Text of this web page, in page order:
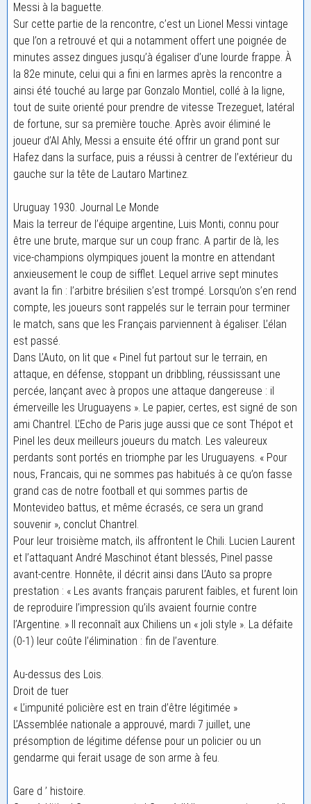
Messi à la baguette.
Sur cette partie de la rencontre, c’est un Lionel Messi vintage
que l’on a retrouvé et qui a notamment offert une poignée de
minutes assez dingues jusqu’à égaliser d’une lourde frappe. À
la 82e minute, celui qui a fini en larmes après la rencontre a
ainsi été touché au large par Gonzalo Montiel, collé à la ligne,
tout de suite orienté pour prendre de vitesse Trezeguet, latéral
de fortune, sur sa première touche. Après avoir éliminé le
joueur d’Al Ahly, Messi a ensuite été offrir un grand pont sur
Hafez dans la surface, puis a réussi à centrer de l’extérieur du
gauche sur la tête de Lautaro Martinez.
Uruguay 1930. Journal Le Monde
Mais la terreur de l’équipe argentine, Luis Monti, connu pour
être une brute, marque sur un coup franc. A partir de là, les
vice-champions olympiques jouent la montre en attendant
anxieusement le coup de sifflet. Lequel arrive sept minutes
avant la fin : l’arbitre brésilien s’est trompé. Lorsqu’on s’en rend
compte, les joueurs sont rappelés sur le terrain pour terminer
le match, sans que les Français parviennent à égaliser. L’élan
est passé.
Dans L’Auto, on lit que « Pinel fut partout sur le terrain, en
attaque, en défense, stoppant un dribbling, réussissant une
percée, lançant avec à propos une attaque dangereuse : il
émerveille les Uruguayens ». Le papier, certes, est signé de son
ami Chantrel. L’Echo de Paris juge aussi que ce sont Thépot et
Pinel les deux meilleurs joueurs du match. Les valeureux
perdants sont portés en triomphe par les Uruguayens. « Pour
nous, Francais, qui ne sommes pas habitués à ce qu’on fasse
grand cas de notre football et qui sommes partis de
Montevideo battus, et même écrasés, ce sera un grand
souvenir », conclut Chantrel.
Pour leur troisième match, ils affrontent le Chili. Lucien Laurent
et l’attaquant André Maschinot étant blessés, Pinel passe
avant-centre. Honnête, il décrit ainsi dans L’Auto sa propre
prestation : « Les avants français parurent faibles, et furent loin
de reproduire l’impression qu’ils avaient fournie contre
l’Argentine. » Il reconnaît aux Chiliens un « joli style ». La défaite
(0-1) leur coûte l’élimination : fin de l’aventure.
Au-dessus des Lois.
Droit de tuer
« L’impunité policière est en train d’être légitimée »
L’Assemblée nationale a approuvé, mardi 7 juillet, une
présomption de légitime défense pour un policier ou un
gendarme qui ferait usage de son arme à feu.
Gare d ’ histoire.